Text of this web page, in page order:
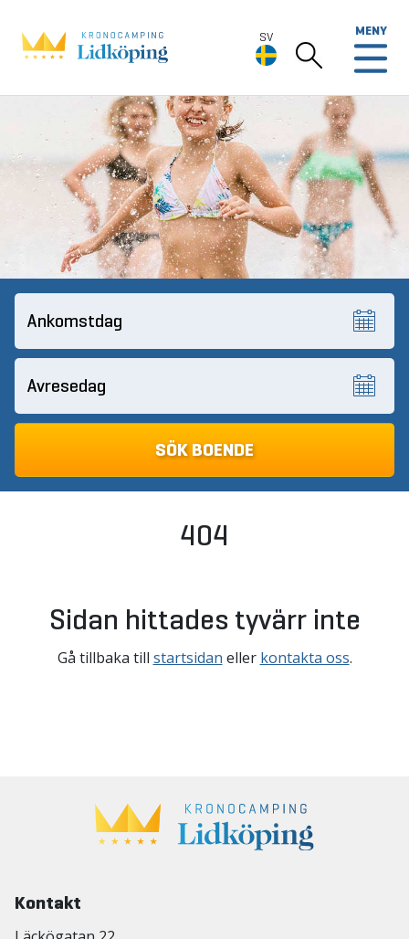
SV
SV
Deutsch
English
MENY
404
Sidan hittades tyvärr inte
Gå tillbaka till startsidan eller kontakta oss.
Kontakt